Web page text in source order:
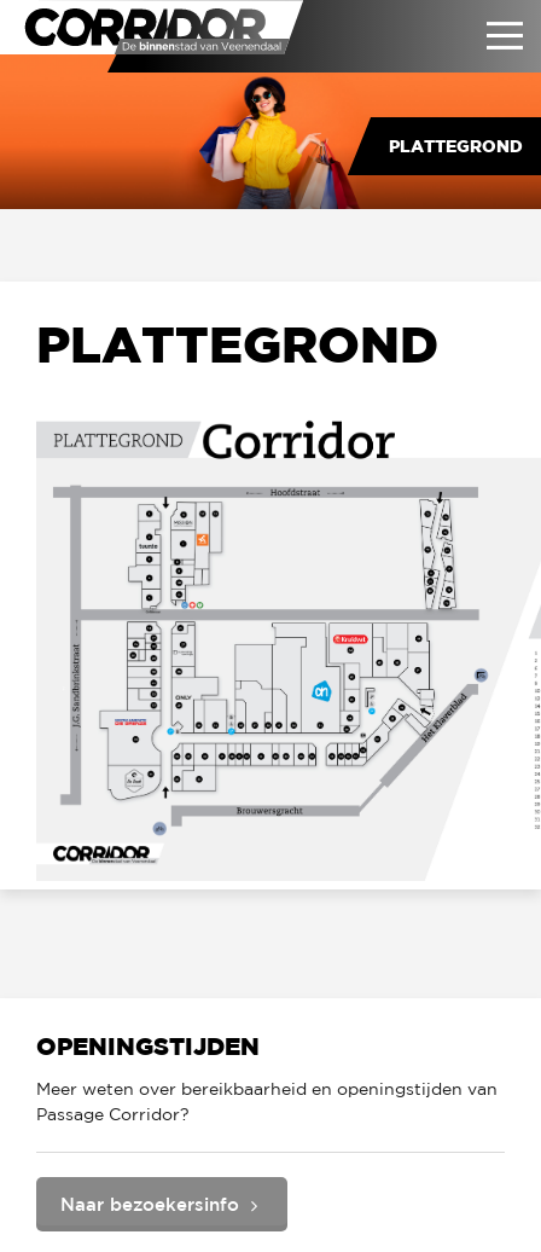
PLATTEGROND
PLATTEGROND
OPENINGSTIJDEN
Meer weten over bereikbaarheid en openingstijden van
Passage Corridor?
Naar bezoekersinfo